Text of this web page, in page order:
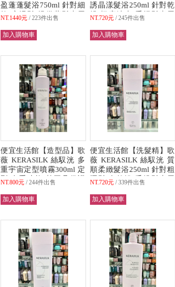
盈蓬蓬髮浴750ml 針對細
軟/扁塌髮/提供蓬鬆專用
NT.1440元 223件出售
誘晶漾髮浴250ml 針對乾
燥/極度缺水/受損髮專用
NT.720元 245件出售
便宜生活館【造型品】歌
薇 KERASILK 絲馭洸 多
重宇宙定型噴霧300ml 定
型/多重功能/熱工具保護
NT.800元 244件出售
便宜生活館【洗髮精】歌
薇 KERASILK 絲馭洸 質
順柔緻髮浴250ml 針對粗
硬髮/自然捲/毛燥髮專用
NT.720元 339件出售